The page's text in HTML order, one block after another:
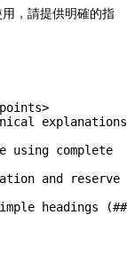
，請提供明確的指
complete
and reserve
headings (##